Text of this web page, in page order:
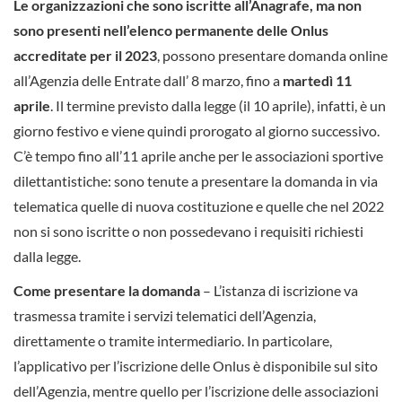
Le organizzazioni che sono iscritte all’Anagrafe, ma non
sono presenti nell’elenco permanente delle Onlus
accreditate per il 2023 , possono presentare domanda online
all’Agenzia delle Entrate dall’ 8 marzo, fino a martedì 11
aprile . Il termine previsto dalla legge (il 10 aprile), infatti, è un
giorno festivo e viene quindi prorogato al giorno successivo.
C’è tempo fino all’11 aprile anche per le associazioni sportive
dilettantistiche: sono tenute a presentare la domanda in via
telematica quelle di nuova costituzione e quelle che nel 2022
non si sono iscritte o non possedevano i requisiti richiesti
dalla legge.
Come presentare la domanda – L’istanza di iscrizione va
trasmessa tramite i servizi telematici dell’Agenzia,
direttamente o tramite intermediario. In particolare,
l’applicativo per l’iscrizione delle Onlus è disponibile sul sito
dell’Agenzia, mentre quello per l’iscrizione delle associazioni